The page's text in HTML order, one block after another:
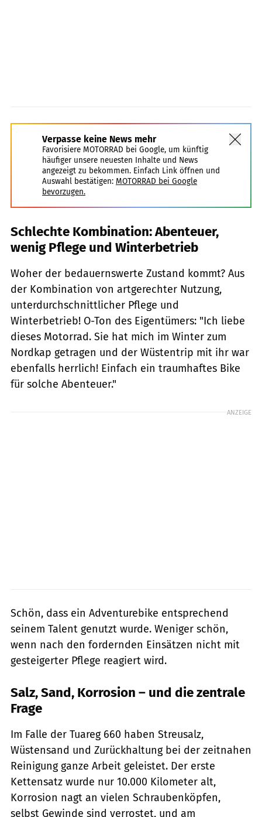
Verpasse keine News mehr
Favorisiere MOTORRAD bei Google, um künftig
häufiger unsere neuesten Inhalte und News
angezeigt zu bekommen. Einfach Link öffnen und
Auswahl bestätigen: MOTORRAD bei Google
bevorzugen.
Schlechte Kombination: Abenteuer,
wenig Pflege und Winterbetrieb
Woher der bedauernswerte Zustand kommt? Aus
der Kombination von artgerechter Nutzung,
unterdurchschnittlicher Pflege und
Winterbetrieb! O-Ton des Eigentümers: "Ich liebe
dieses Motorrad. Sie hat mich im Winter zum
Nordkap getragen und der Wüstentrip mit ihr war
ebenfalls herrlich! Einfach ein traumhaftes Bike
für solche Abenteuer."
ANZEIGE
Schön, dass ein Adventurebike entsprechend
seinem Talent genutzt wurde. Weniger schön,
wenn nach den fordernden Einsätzen nicht mit
gesteigerter Pflege reagiert wird.
Salz, Sand, Korrosion – und die zentrale
Frage
Im Falle der Tuareg 660 haben Streusalz,
Wüstensand und Zurückhaltung bei der zeitnahen
Reinigung ganze Arbeit geleistet. Der erste
Kettensatz wurde nur 10.000 Kilometer alt,
Korrosion nagt an vielen Schraubenköpfen,
selbst Gewinde sind verrostet, und am